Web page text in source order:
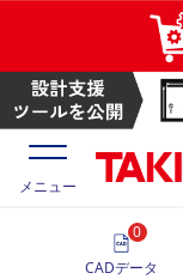
価格一覧
メニュー
0
CADデータ